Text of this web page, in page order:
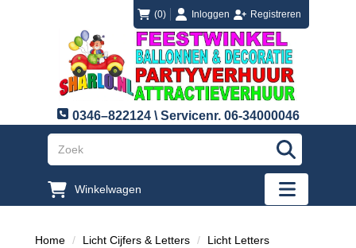
(0) loginInloggen
registreren Registreren
0346–822124 \ Servicenr. 06-34000046
"Zoeken
Winkelwagen
"Toggle
Home Licht Cijfers & Letters
Licht Letters